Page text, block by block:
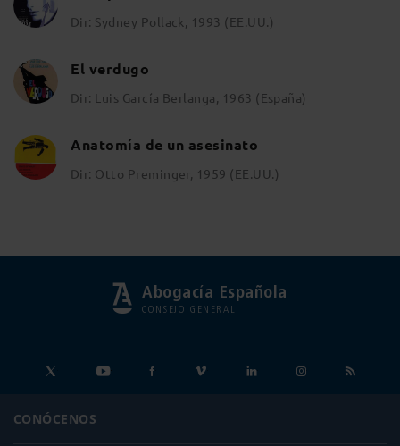
Dir: Sydney Pollack, 1993 (EE.UU.)
El verdugo
Dir: Luis García Berlanga, 1963 (España)
Anatomía de un asesinato
Dir: Otto Preminger, 1959 (EE.UU.)
Abogacía Española
CONSEJO GENERAL
CONÓCENOS